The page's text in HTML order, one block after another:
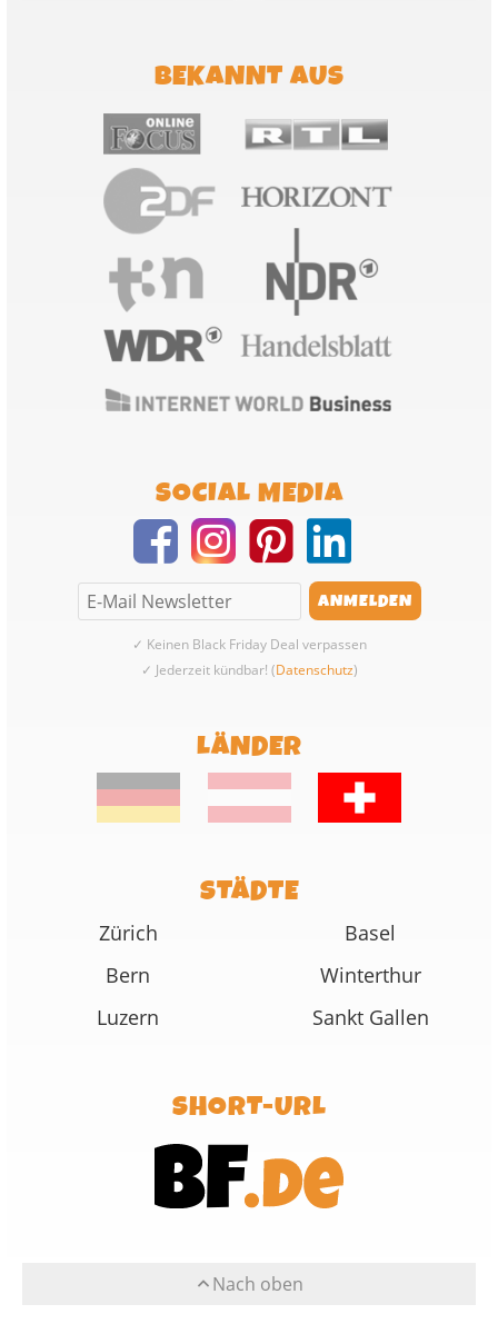
BEKANNT AUS
SOCIAL MEDIA
✓ Keinen Black Friday Deal verpassen
✓ Jederzeit kündbar! (Datenschutz)
LÄNDER
STÄDTE
Zürich
Basel
Bern
Winterthur
Luzern
Sankt Gallen
SHORT-URL
Nach oben